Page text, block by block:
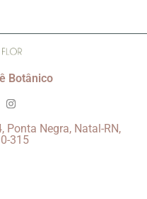
Botânico
Ponta Negra, Natal-RN,
315